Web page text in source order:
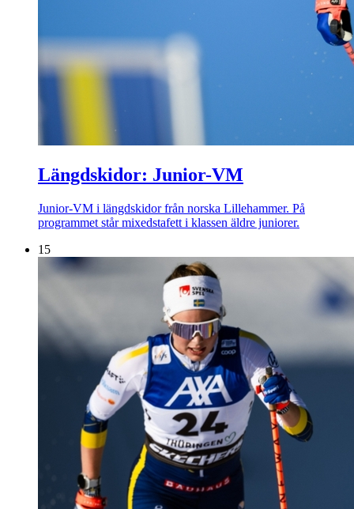
Längdskidor: Junior-VM
Junior-VM i längdskidor från norska Lillehammer. På
programmet står mixedstafett i klassen äldre juniorer.
15